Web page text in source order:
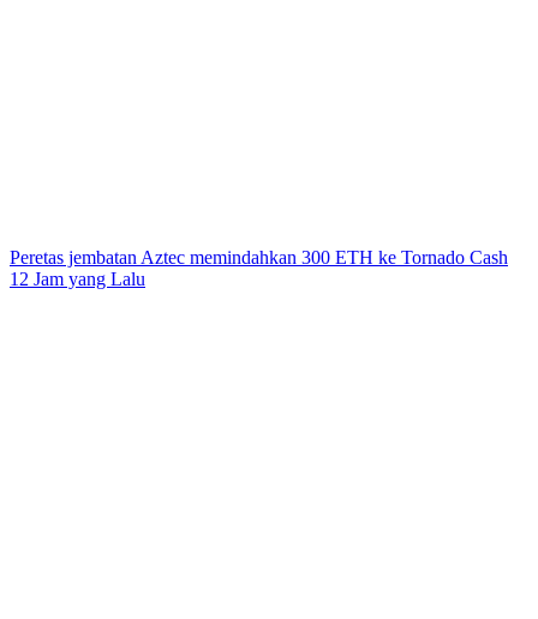
Peretas jembatan Aztec memindahkan 300 ETH ke Tornado Cash
12 Jam yang Lalu